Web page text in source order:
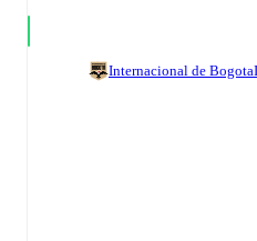
Internacional de Bogota